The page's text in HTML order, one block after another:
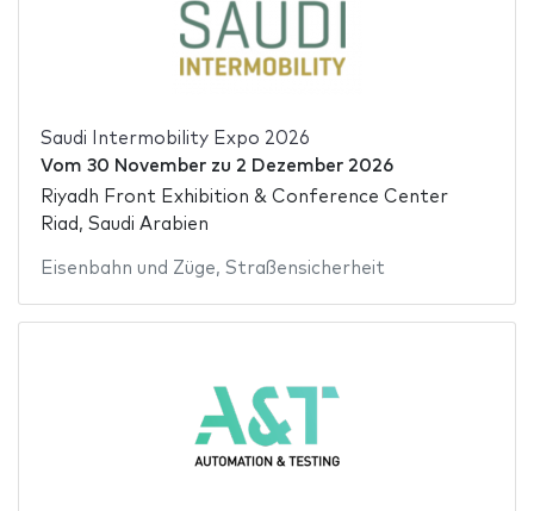
Saudi Intermobility Expo 2026
Vom 30 Novemberzu 2 Dezember 2026
Riyadh Front Exhibition & Conference Center
Riad, Saudi Arabien
Eisenbahn und Züge, Straßensicherheit